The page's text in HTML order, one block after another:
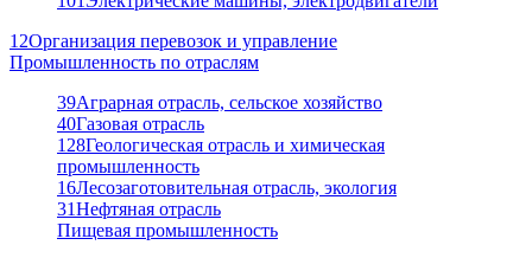
12Организация перевозок и управление
Промышленность по отраслям
39Аграрная отрасль, сельское хозяйство
40Газовая отрасль
128Геологическая отрасль и химическая
промышленность
16Лесозаготовительная отрасль, экология
31Нефтяная отрасль
Пищевая промышленность